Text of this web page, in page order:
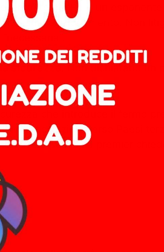
del Pd e un
sul posizionamento. Non
sicurezza
. Non dichiarano un
che introduce il fermo
le deportazioni verso Paesi
questo passa, la premier